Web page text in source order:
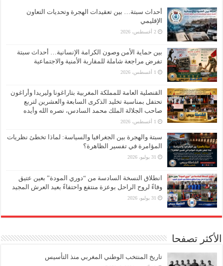
أحداث سبتة… بين تعقيدات الهجرة وتحديات التعاون
الإقليمي
2 أغسطس، 2026
بين حماية الأمن وصون الكرامة الإنسانية… أحداث سبتة
تفرض مراجعة شاملة للمقاربة الأمنية والاجتماعية
1 أغسطس، 2026
القنصلية العامة للمملكة المغربية بتاراغونا وليريدا وأراغون
تحتفل بمناسبة تخليد الذكرى السابعة والعشرين لتربع
صاحب الجلالة الملك محمد السادس، نصره الله وأيده
1 أغسطس، 2026
سبتة والهجرة بين الجغرافيا والسياسة: لماذا تخطئ نظريات
المؤامرة في تفسير الظاهرة؟
31 يوليو، 2026
انطلاق النسخة السادسة من “دوري المودة” بعين عتيق
وفاءً لروح الراحل بوعزة منتفع واحتفاءً بعيد العرش المجيد
31 يوليو، 2026
الأكثر تصفحا
تاريخ المنتخب الوطني المغربي منذ التأسيس